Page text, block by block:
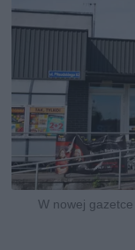
W nowej